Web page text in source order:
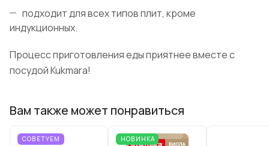
подходит для всех типов плит, кроме
индукционных.
Процесс приготовления еды приятнее вместе с
посудой Kukmara!
Вам также может понравиться
СОВЕТУЕМ
НОВИНКА